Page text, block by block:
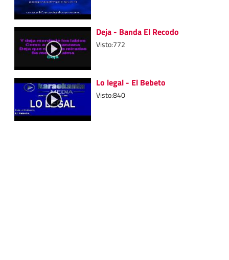
Deja - Banda El Recodo
Visto:772
Lo legal - El Bebeto
Visto:840